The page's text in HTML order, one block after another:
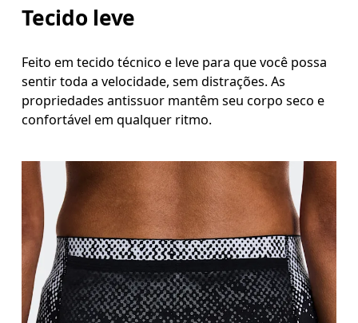
Tecido leve
Feito em tecido técnico e leve para que você possa
sentir toda a velocidade, sem distrações. As
propriedades antissuor mantêm seu corpo seco e
confortável em qualquer ritmo.